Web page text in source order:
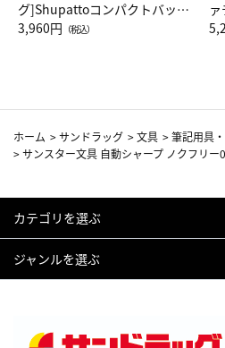
グ]Shupattoコンパクトバッグ
Drop JAL客室乗務員（LC）ス
3,960円 （税込）
ト
ホーム >サンドラッグ >文具 >筆記用具
>サンスター文具 自動シャープ ノクフリー
カテゴリを選ぶ
ジャンルを選ぶ